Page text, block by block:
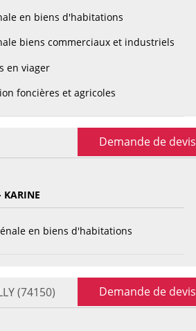
en biens d'habitations
biens commerciaux et industriels
en viager
foncières et agricoles
Demande de devis
KARINE
en biens d'habitations
(74150) Demande de devis